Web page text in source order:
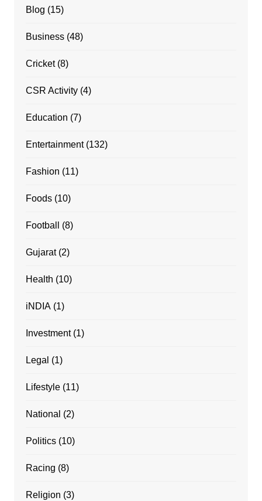
Blog (15)
Business(48)
Cricket(8)
CSR Activity(4)
Education (7)
Entertainment(132)
Fashion (11)
Foods(10)
Football (8)
Gujarat(2)
Health (10)
iNDIA(1)
Investment(1)
Legal (1)
Lifestyle(11)
National (2)
Politics(10)
Racing (8)
Religion (3)